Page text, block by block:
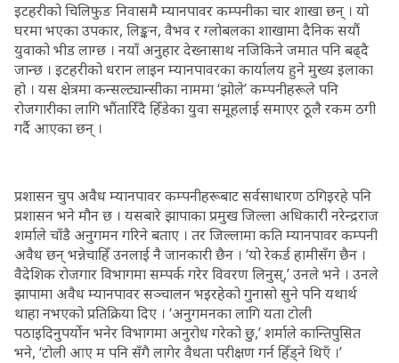
इटहरीको चिलिफुङ निवासमै म्यानपावर कम्पनीका चार शाखा छन् । यो
घरमा भएका उपकार, लिङ्कन, वैभव र ग्लोबलका शाखामा दैनिक सयौं
युवाको भीड लाग्छ । नयाँ अनुहार देख्नासाथ नजिकिने जमात पनि बढ्दै
जान्छ । इटहरीको धरान लाइन म्यानपावरका कार्यालय हुने मुख्य इलाका
हो । यस क्षेत्रमा कन्सल्ट्यान्सीका नाममा ‘झोले’ कम्पनीहरूले पनि
रोजगारीका लागि भौंतारिँदै हिँडेका युवा समूहलाई समाएर ठूलै रकम ठगी
गर्दै आएका छन् ।
प्रशासन चुप अवैध म्यानपावर कम्पनीहरूबाट सर्वसाधारण ठगिइरहे पनि
प्रशासन भने मौन छ । यसबारे झापाका प्रमुख जिल्ला अधिकारी नरेन्द्रराज
शर्माले चाँडै अनुगमन गरिने बताए । तर जिल्लामा कति म्यानपावर कम्पनी
अवैध छन् भन्नेचाहिँ उनलाई नै जानकारी छैन । ‘यो रेकर्ड हामीसँग छैन ।
वैदेशिक रोजगार विभागमा सम्पर्क गरेर विवरण लिनुस्,’ उनले भने । उनले
झापामा अवैध म्यानपावर सञ्चालन भइरहेको गुनासो सुने पनि यथार्थ
थाहा नभएको प्रतिक्रिया दिए । ‘अनुगमनका लागि यता टोली
पठाइदिनुपर्योन भनेर विभागमा अनुरोध गरेको छु,’ शर्माले कान्तिपुसित
भने, ‘टोली आए म पनि सँगै लागेर वैधता परीक्षण गर्न हिँड्ने थिएँ ।’